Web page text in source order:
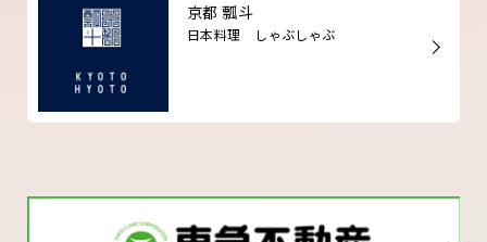
京都 瓢斗
日本料理 しゃぶしゃぶ